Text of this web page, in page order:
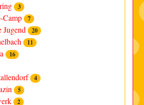
3
7
Jugend 20
11
16
4
5
2